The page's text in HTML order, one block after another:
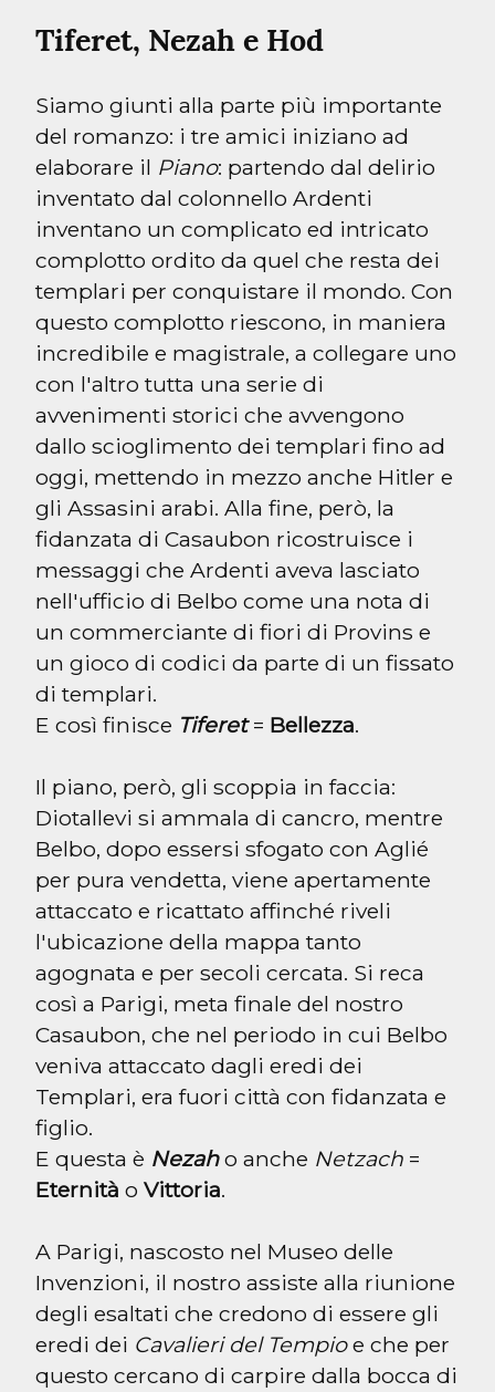
Tiferet, Nezah e Hod
Siamo giunti alla parte più importante
del romanzo: i tre amici iniziano ad
elaborare il Piano: partendo dal delirio
inventato dal colonnello Ardenti
inventano un complicato ed intricato
complotto ordito da quel che resta dei
templari per conquistare il mondo. Con
questo complotto riescono, in maniera
incredibile e magistrale, a collegare uno
con l'altro tutta una serie di
avvenimenti storici che avvengono
dallo scioglimento dei templari fino ad
oggi, mettendo in mezzo anche Hitler e
gli Assasini arabi. Alla fine, però, la
fidanzata di Casaubon ricostruisce i
messaggi che Ardenti aveva lasciato
nell'ufficio di Belbo come una nota di
un commerciante di fiori di Provins e
un gioco di codici da parte di un fissato
di templari.
E così finisce Tiferet = Bellezza.
Il piano, però, gli scoppia in faccia:
Diotallevi si ammala di cancro, mentre
Belbo, dopo essersi sfogato con Aglié
per pura vendetta, viene apertamente
attaccato e ricattato affinché riveli
l'ubicazione della mappa tanto
agognata e per secoli cercata. Si reca
così a Parigi, meta finale del nostro
Casaubon, che nel periodo in cui Belbo
veniva attaccato dagli eredi dei
Templari, era fuori città con fidanzata e
figlio.
E questa è Nezah o anche Netzach
Eternità o Vittoria.
A Parigi, nascosto nel Museo delle
Invenzioni, il nostro assiste alla riunione
degli esaltati che credono di essere gli
eredi dei Cavalieri del Tempio e che per
questo cercano di carpire dalla bocca di